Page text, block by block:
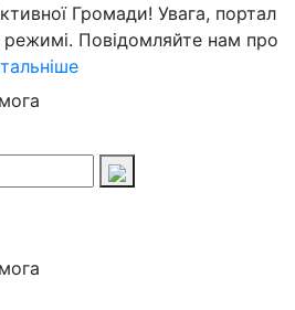
Громади! Увага, портал
Повідомляйте нам про